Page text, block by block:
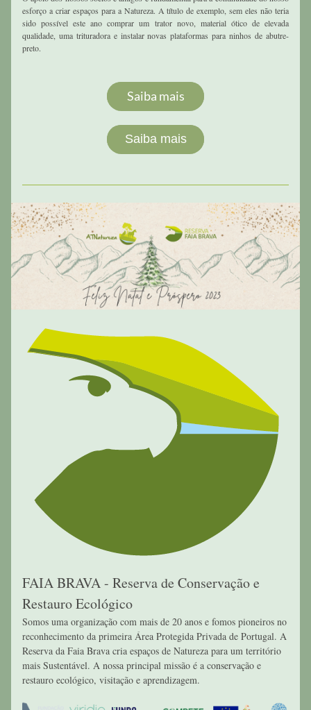
esforço a criar espaços para a Natureza. A título de exemplo, sem eles não teria
sido possível este ano comprar um trator novo, material ótico de elevada
qualidade, uma trituradora e instalar novas plataformas para ninhos de abutre-
preto.
Saiba mais
Saiba mais
FAIA BRAVA - Reserva de Conservação e
Restauro Ecológico
Somos uma organização com mais de 20 anos e fomos pioneiros no
reconhecimento da primeira Área Protegida Privada de Portugal. A
Reserva da Faia Brava cria espaços de Natureza para um território
mais Sustentável. A nossa principal missão é a conservação e
restauro ecológico, visitação e aprendizagem.